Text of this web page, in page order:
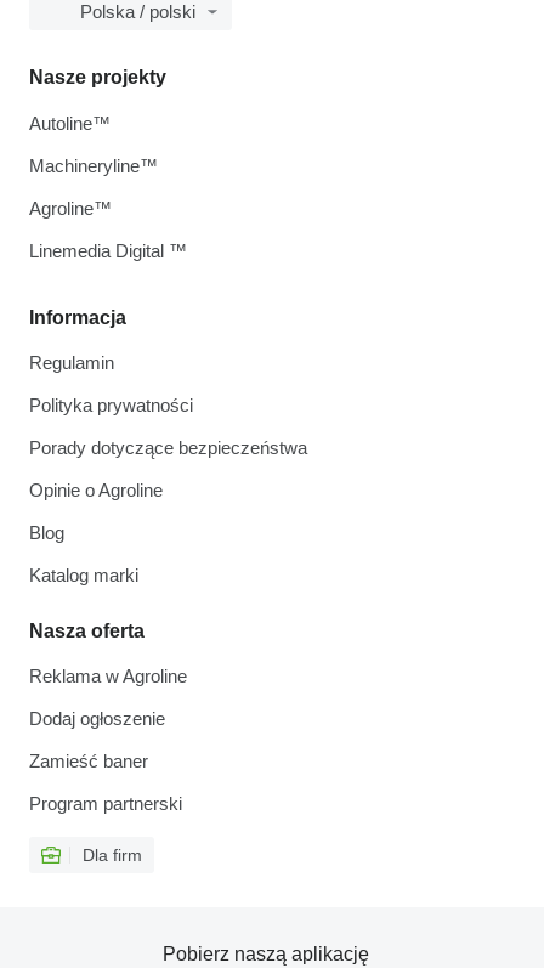
Polska / polski
Informacja
Regulamin
Polityka prywatności
Porady dotyczące bezpieczeństwa
Opinie o Agroline
Blog
Katalog marki
Nasza oferta
Reklama w Agroline
Dodaj ogłoszenie
Zamieść baner
Program partnerski
Dla firm
Nasze projekty
Autoline™
Machineryline™
Agroline™
Linemedia Digital ™
Pobierz naszą aplikację